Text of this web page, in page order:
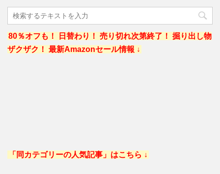
80％オフも！ 日替わり！ 売り切れ次第終了！ 掘り出し物
ザクザク！ 最新Amazonセール情報 ↓
「同カテゴリーの人気記事」はこちら ↓